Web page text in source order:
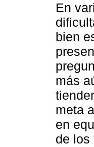
En
bien
más
meta
en
de los